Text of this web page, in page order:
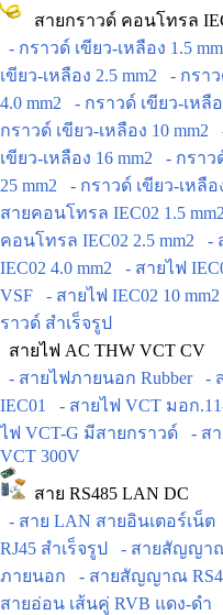
สายกราวด์ คอนโทรล
- กราวด์ เขียว-เหลือง 1.5
เขียว-เหลือง 2.5 mm2
- กรา
4.0 mm2
- กราวด์ เขียว-เหลือ
กราวด์ เขียว-เหลือง 10 mm2
เขียว-เหลือง 16 mm2
- กราว
25 mm2
- กราวด์ เขียว-เหลือ
สายคอนโทรล IEC02 1.5 mm2
คอนโทรล IEC02 2.5 mm2
-
IEC02 4.0 mm2
- สายไฟ
VSF
- สายไฟ IEC02 10
ราวด์ สำเร็จรูป
สายไฟ AC THW VCT CV
- สายไฟภายนอก Rubber
-
IEC01
- สายไฟ VCT มอก
ไฟ VCT-G มีสายกราวด์
- ส
VCT 300V
สาย RS485 LAN DC
- สาย LAN สายอินเตอร์เน็ต
RJ45 สำเร็จรูป
- สายสัญญาณ
ภายนอก
- สายสัญญาณ
สายอ่อน เส้นคู่ RVB แดง-ดำ